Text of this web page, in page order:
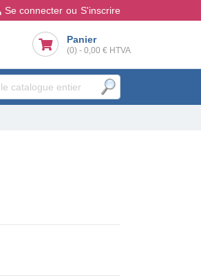
Se connecter ou S'inscrire
Panier
(0) - 0,00 € HTVA